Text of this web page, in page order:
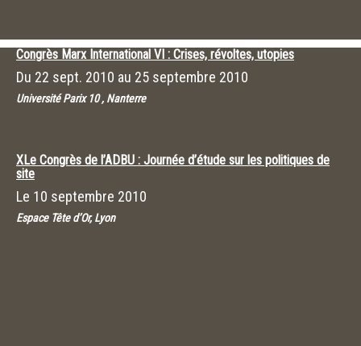
Congrès Marx International VI : Crises, révoltes, utopies
Du 22 sept. 2010 au 25 septembre 2010
Université Parix 10 , Nanterre
XLe Congrès de l’ADBU : Journée d’étude sur les politiques de
site
Le 10 septembre 2010
Espace Tête d’Or, Lyon